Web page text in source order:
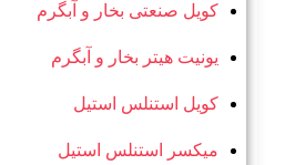
کویل صنعتی بخار و آبگرم
یونیت هیتر بخار و آبگرم
کویل استنلس استیل
میکسر استنلس استیل